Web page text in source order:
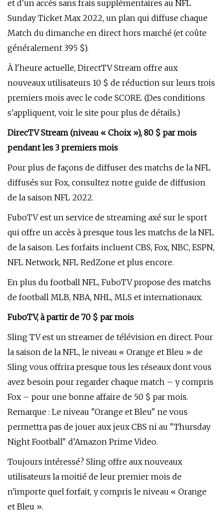
et d'un accès sans frais supplémentaires au NFL
Sunday Ticket Max 2022, un plan qui diffuse chaque
Match du dimanche en direct hors marché (et coûte
généralement 395 $).
À l'heure actuelle, DirectTV Stream offre aux
nouveaux utilisateurs 10 $ de réduction sur leurs trois
premiers mois avec le code SCORE. (Des conditions
s'appliquent, voir le site pour plus de détails.)
DirecTV Stream (niveau « Choix »), 80 $ par mois
pendant les 3 premiers mois
Pour plus de façons de diffuser des matchs de la NFL
diffusés sur Fox, consultez notre guide de diffusion
de la saison NFL 2022.
FuboTV est un service de streaming axé sur le sport
qui offre un accès à presque tous les matchs de la NFL
de la saison. Les forfaits incluent CBS, Fox, NBC, ESPN,
NFL Network, NFL RedZone et plus encore.
En plus du football NFL, FuboTV propose des matchs
de football MLB, NBA, NHL, MLS et internationaux.
FuboTV, à partir de 70 $ par mois
Sling TV est un streamer de télévision en direct. Pour
la saison de la NFL, le niveau « Orange et Bleu » de
Sling vous offrira presque tous les réseaux dont vous
avez besoin pour regarder chaque match – y compris
Fox – pour une bonne affaire de 50 $ par mois.
Remarque : Le niveau "Orange et Bleu" ne vous
permettra pas de jouer aux jeux CBS ni au "Thursday
Night Football" d'Amazon Prime Video.
Toujours intéressé? Sling offre aux nouveaux
utilisateurs la moitié de leur premier mois de
n'importe quel forfait, y compris le niveau « Orange
et Bleu ».